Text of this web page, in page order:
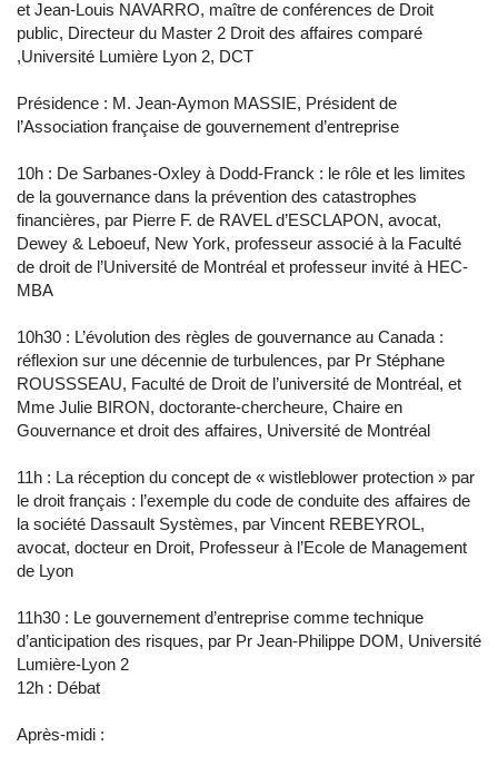
et Jean-Louis NAVARRO, maître de conférences de Droit
public, Directeur du Master 2 Droit des affaires comparé
,Université Lumière Lyon 2, DCT
Présidence : M. Jean-Aymon MASSIE, Président de
l’Association française de gouvernement d’entreprise
10h : De Sarbanes-Oxley à Dodd-Franck : le rôle et les limites
de la gouvernance dans la prévention des catastrophes
financières, par Pierre F. de RAVEL d’ESCLAPON, avocat,
Dewey & Leboeuf, New York, professeur associé à la Faculté
de droit de l’Université de Montréal et professeur invité à HEC-
MBA
10h30 : L’évolution des règles de gouvernance au Canada :
réflexion sur une décennie de turbulences, par Pr Stéphane
ROUSSSEAU, Faculté de Droit de l’université de Montréal, et
Mme Julie BIRON, doctorante-chercheure, Chaire en
Gouvernance et droit des affaires, Université de Montréal
11h : La réception du concept de « wistleblower protection » par
le droit français : l’exemple du code de conduite des affaires de
la société Dassault Systèmes, par Vincent REBEYROL,
avocat, docteur en Droit, Professeur à l’Ecole de Management
de Lyon
11h30 : Le gouvernement d’entreprise comme technique
d’anticipation des risques, par Pr Jean-Philippe DOM, Université
Lumière-Lyon 2
12h : Débat
Après-midi :